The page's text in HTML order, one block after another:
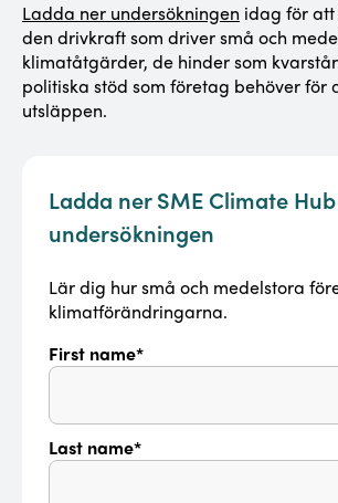
Ladda ner undersökningen idag för
den drivkraft som driver små och
klimatåtgärder, de hinder som
politiska stöd som företag behöver för
utsläppen.
Ladda ner SME Climate
undersökningen
Lär dig hur små och medelstora
klimatförändringarna.
First name*
Last name*